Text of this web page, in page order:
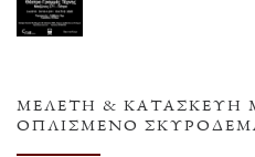
ΜΕΛΕΤΗ &
ΟΠΛΙΣΜΕΝΟ ΣΚΥΡΟΔΕΜΑ